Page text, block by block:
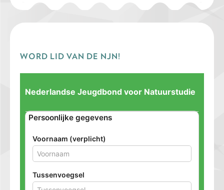
WORD LID VAN DE NJN!